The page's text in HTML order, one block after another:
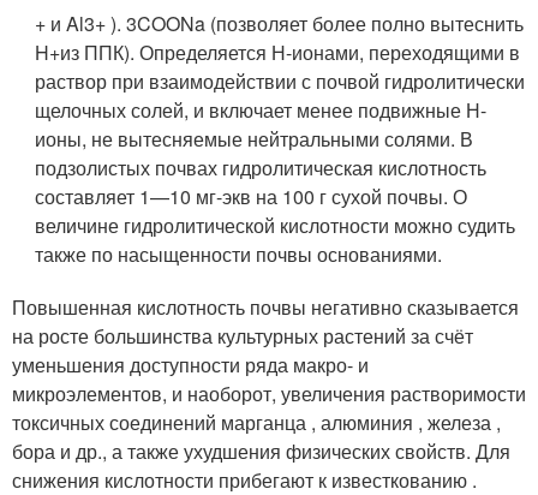
+ и Al3+).3COONa (позволяет более полно вытеснить
H+из ППК). Определяется Н-ионами, переходящими в
раствор при взаимодействии с почвой гидролитически
щелочных солей, и включает менее подвижные Н-
ионы, не вытесняемые нейтральными солями. В
подзолистых почвах гидролитическая кислотность
составляет 1—10 мг-экв на 100 г сухой почвы. О
величине гидролитической кислотности можно судить
также по насыщенности почвы основаниями.
Повышенная кислотность почвы негативно сказывается
на росте большинства культурных растений за счёт
уменьшения доступности ряда макро- и
микроэлементов, и наоборот, увеличения растворимости
токсичных соединений марганца , алюминия , железа ,
бора и др., а также ухудшения физических свойств. Для
снижения кислотности прибегают к известкованию .